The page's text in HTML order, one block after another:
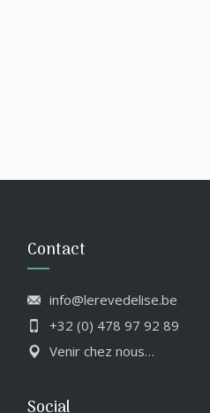
Contact
info@lerevedelise.be
+32 (0) 478 97 92 89
Venir chez nous…